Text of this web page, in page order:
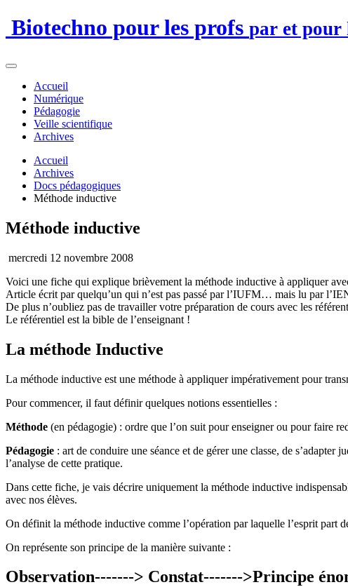
Biotechno pour les profs par et pour
Accueil
Numérique
Pédagogie
Veille scientifique
Archives
Accueil
Archives
Docs pédagogiques
Méthode inductive
Méthode inductive
mercredi 12 novembre 2008
Voici une fiche qui explique brièvement la méthode inductive à appliquer
Article écrit par quelqu’un qui n’est pas passé par l’IUFM… mais lu par
De plus n’oubliez pas de travailler votre préparation de cours avec les
Le référentiel est la bible de l’enseignant !
La méthode Inductive
La méthode inductive est une méthode à appliquer impérativement pour
Pour commencer, il faut définir quelques notions essentielles :
Méthode (en pédagogie) : ordre que l’on suit pour enseigner ou pour faire
Pédagogie : art de conduire une séance et de gérer une classe, de
l’analyse de cette pratique.
Dans cette fiche, je vais décrire uniquement la méthode inductive
avec nos élèves.
On définit la méthode inductive comme l’opération par laquelle l’esprit part
On représente son principe de la manière suivante :
Observation-------> Constat------->Principe